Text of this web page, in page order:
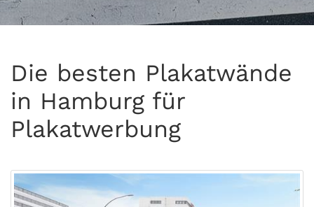
Die besten Plakatwände
in Hamburg für
Plakatwerbung